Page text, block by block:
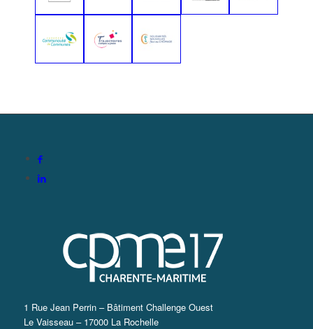
1 Rue Jean Perrin – Bâtiment Challenge Ouest
Le Vaisseau – 17000 La Rochelle